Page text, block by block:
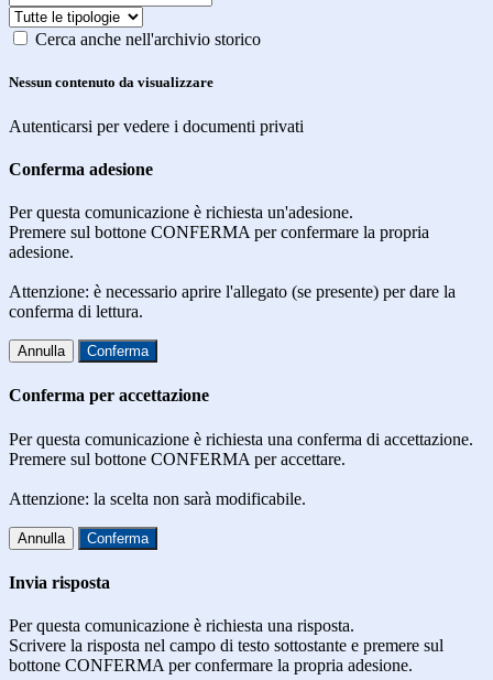
Cerca anche nell'archivio storico
Nessun contenuto da visualizzare
Autenticarsi per vedere i documenti privati
Conferma adesione
Per questa comunicazione è richiesta un'adesione.
Premere sul bottone CONFERMA per confermare la propria
adesione.
Attenzione: è necessario aprire l'allegato (se presente) per dare la
conferma di lettura.
Annulla Conferma
Conferma per accettazione
Per questa comunicazione è richiesta una conferma di accettazione.
Premere sul bottone CONFERMA per accettare.
Attenzione: la scelta non sarà modificabile.
Annulla Conferma
Invia risposta
Per questa comunicazione è richiesta una risposta.
Scrivere la risposta nel campo di testo sottostante e premere sul
bottone CONFERMA per confermare la propria adesione.